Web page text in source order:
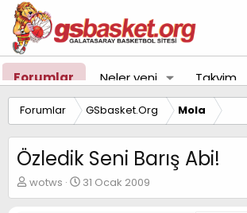
Forumlar Neler yeni Takvim
Forumlar GSbasket.Org Mola
Özledik Seni Barış Abi!
K
o
wotws
B
a
31 Ocak 2009